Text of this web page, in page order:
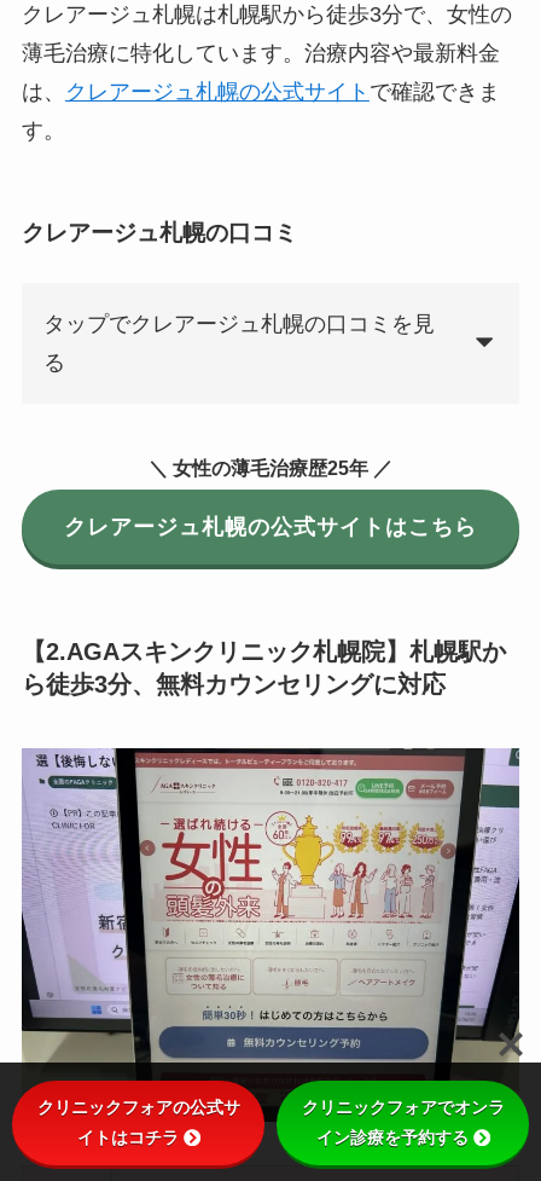
クレアージュ札幌は札幌駅から徒歩3分で、女性の
薄毛治療に特化しています。治療内容や最新料金
は、
クレアージュ札幌の公式サイト で確認できま
す。
クレアージュ札幌の口コミ
タップでクレアージュ札幌の口コミを見
る
＼ 女性の薄毛治療歴25年 ／
クレアージュ札幌の公式サイトはこちら
【2.AGAスキンクリニック札幌院】札幌駅か
ら徒歩3分、無料カウンセリングに対応
クリニックフォアの公式サ
イトはコチラ
クリニックフォアでオンラ
イン診療を予約する